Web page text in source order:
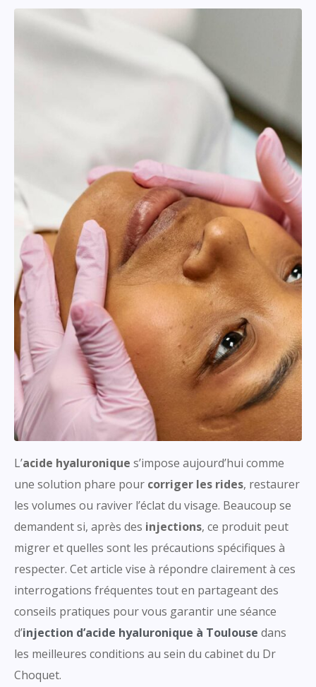
L’acide hyaluronique s’impose aujourd’hui comme
une solution phare pour corriger les rides, restaurer
les volumes ou raviver l’éclat du visage. Beaucoup se
demandent si, après des injections, ce produit peut
migrer et quelles sont les précautions spécifiques à
respecter. Cet article vise à répondre clairement à ces
interrogations fréquentes tout en partageant des
conseils pratiques pour vous garantir une séance
d’injection d’acide hyaluronique à Toulouse dans
les meilleures conditions au sein du cabinet du Dr
Choquet.